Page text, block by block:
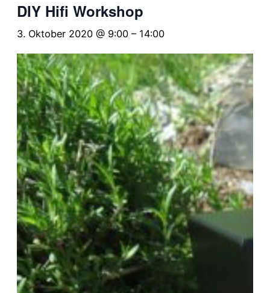
DIY Hifi Workshop
3. Oktober 2020 @ 9:00 – 14:00